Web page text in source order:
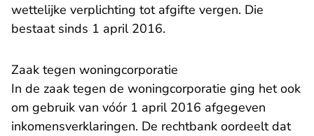
wettelijke verplichting tot afgifte vergen. Die
bestaat sinds 1 april 2016.
Zaak tegen woningcorporatie
In de zaak tegen de woningcorporatie ging het ook
om gebruik van vóór 1 april 2016 afgegeven
inkomensverklaringen. De rechtbank oordeelt dat